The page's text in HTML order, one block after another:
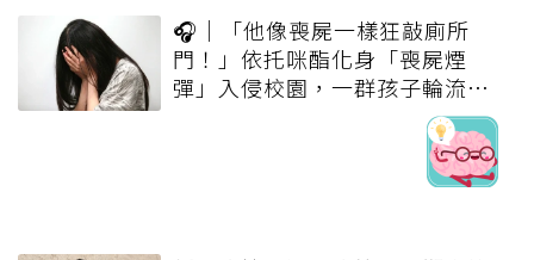
🎧｜「他像喪屍一樣狂敲廁所
門！」依托咪酯化身「喪屍煙
彈」入侵校園，一群孩子輪流吸